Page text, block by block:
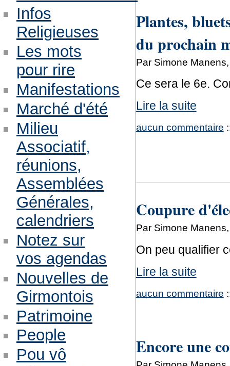
Plantes,
du prochain
Par Simone
Ce sera le 6e.
Lire la suite
aucun commentaire
Coupure
Par Simone
On peu qualifier
Lire la suite
aucun commentaire
Encore une
Infos
Religieuses
Les mots
pour rire
Manifestations
Marché d'été
Milieu
Associatif,
réunions,
Assemblées
Générales,
calendriers
Notez sur
vos agendas
Nouvelles de
Girmontois
Patrimoine
People
Pou vô